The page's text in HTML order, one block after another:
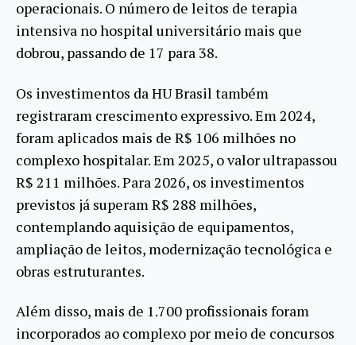
operacionais. O número de leitos de terapia
intensiva no hospital universitário mais que
dobrou, passando de 17 para 38.
Os investimentos da HU Brasil também
registraram crescimento expressivo. Em 2024,
foram aplicados mais de R$ 106 milhões no
complexo hospitalar. Em 2025, o valor ultrapassou
R$ 211 milhões. Para 2026, os investimentos
previstos já superam R$ 288 milhões,
contemplando aquisição de equipamentos,
ampliação de leitos, modernização tecnológica e
obras estruturantes.
Além disso, mais de 1.700 profissionais foram
incorporados ao complexo por meio de concursos